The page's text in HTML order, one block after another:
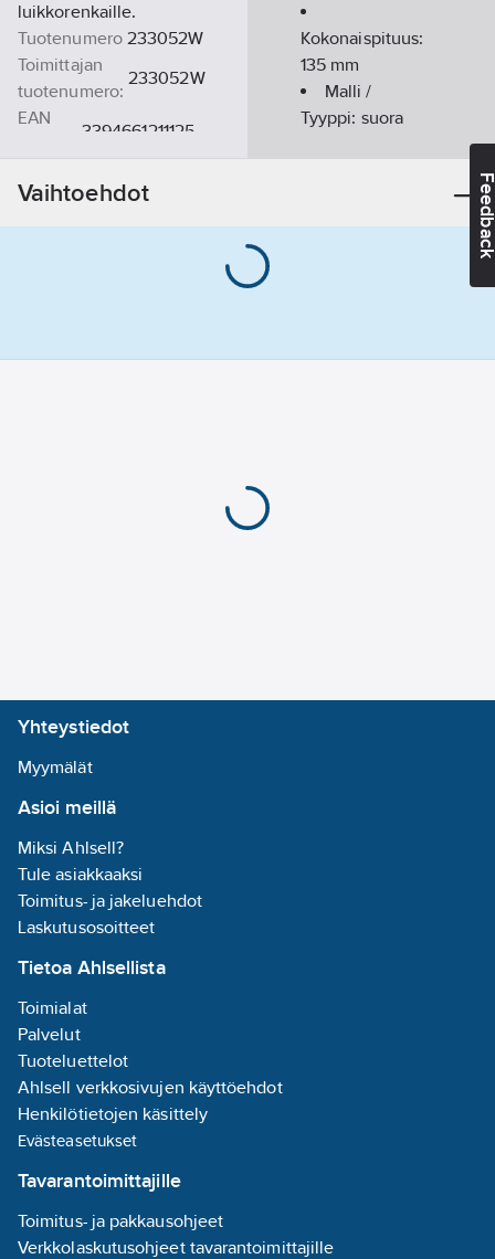
luikkorenkaille.
Tuotenumero 233052W
Toimittajan
tuotenumero:
233052W
EAN
3394661211125
Kokonaispituus:
135 mm
Malli /
Tyyppi: suora
grippi:1-
kyllä
Vaihtoehdot
Yhteystiedot
Myymälät
Asioi meillä
Miksi Ahlsell?
Tule asiakkaaksi
Toimitus- ja jakeluehdot
Laskutusosoitteet
Tietoa Ahlsellista
Toimialat
Palvelut
Tuoteluettelot
Ahlsell verkkosivujen käyttöehdot
Henkilötietojen käsittely
Evästeasetukset
Tavarantoimittajille
Toimitus- ja pakkausohjeet
Verkkolaskutusohjeet tavarantoimittajille